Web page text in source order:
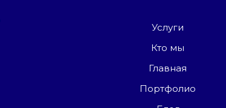
Услуги
Кто мы
Главная
Портфолио